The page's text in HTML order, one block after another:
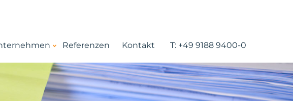
Referenzen Kontakt T: +49 9188 9400-0